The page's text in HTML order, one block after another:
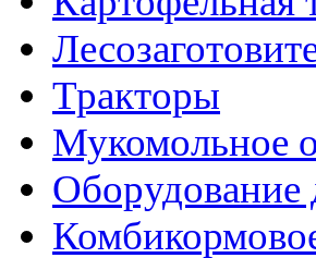
Тракторы
Мукомольное
Оборудование